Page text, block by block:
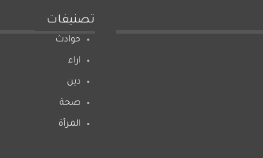
تصنيفات
حوادث
اراء
دين
صحة
المرأة